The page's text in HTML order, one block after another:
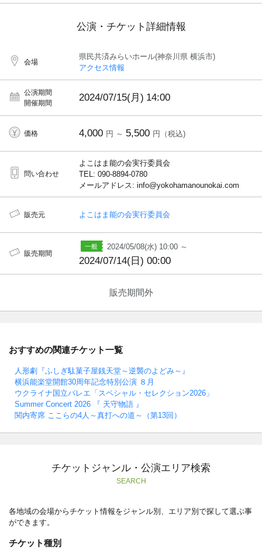
公演・チケット詳細情報
会場
県民共済みらいホール(神奈川県 横浜市)
アクセス情報
公演期間
開催期間
2024/07/15(月) 14:00
価格 4,000 円 ～ 5,500 円（税込)
問い合わせ
よこはま能の会実行委員会
TEL: 090-8894-0780
メールアドレス: info@yokohamanounokai.com
販売元 よこはま能の会実行委員会
販売期間
2024/05/08(水) 10:00 ～
2024/07/14(日) 00:00
販売期間外
おすすめの関連チケット一覧
人形劇『ふしぎ駄菓子屋銭天堂～逆襲のよどみ～』
横浜能楽堂開館30周年記念特別公演 ８月
ウクライナ国立バレエ「スペシャル・セレクション2026」
Summer Concert 2026 『 天守物語 』
関内寄席 ここらの4人～真打への道～（第13回）
チケットジャンル・公演エリア検索
SEARCH
各地域の会場からチケット情報をジャンル別、エリア別で探して選ぶ事
ができます。
チケット種別